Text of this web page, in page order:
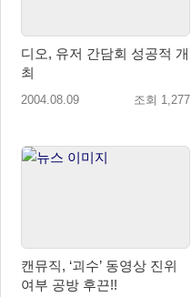
디오, 유저 간담회 성공적 개
최
2004.08.09 조회 1,277
캔뮤직, ‘괴수’ 동영상 진위
여부 공방 후끈!!